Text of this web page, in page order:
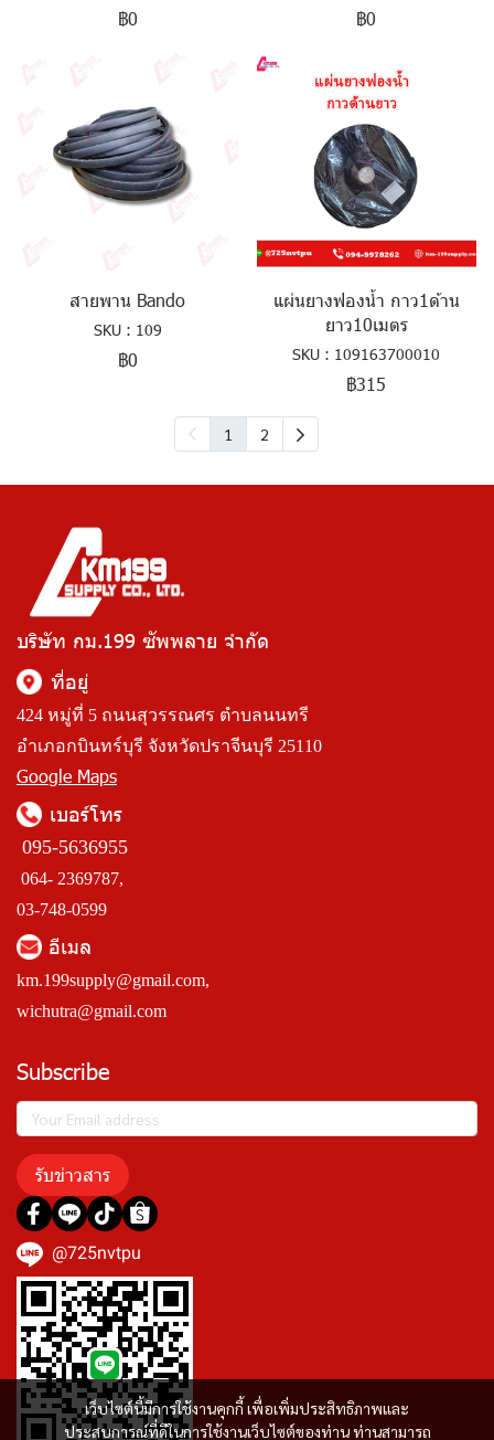
฿0 ฿0
สายพาน Bando
SKU : 109
฿0
แผ่นยางฟองน้ำ กาว1ด้าน
ยาว10เมตร
SKU : 109163700010
฿315
1 2
เว็บไซต์นี้มีการใช้งานคุกกี้ เพื่อเพิ่มประสิทธิภาพและ
ประสบการณ์ที่ดีในการใช้งานเว็บไซต์ของท่าน ท่านสามารถ
บริษัท กม.199 ซัพพลาย จำกัด
ที่อยู่
424 หมู่ที่ 5 ถนนสุวรรณศร ตำบลนนทรี
อำเภอกบินทร์บุรี จังหวัดปราจีนบุรี 25110
Google Maps
เบอร์โทร
095-5636955
064- 2369787,
03-748-0599
อีเมล
km.199supply@gmail.com,
wichutra@gmail.com
Subscribe
รับข่าวสาร
@725nvtpu